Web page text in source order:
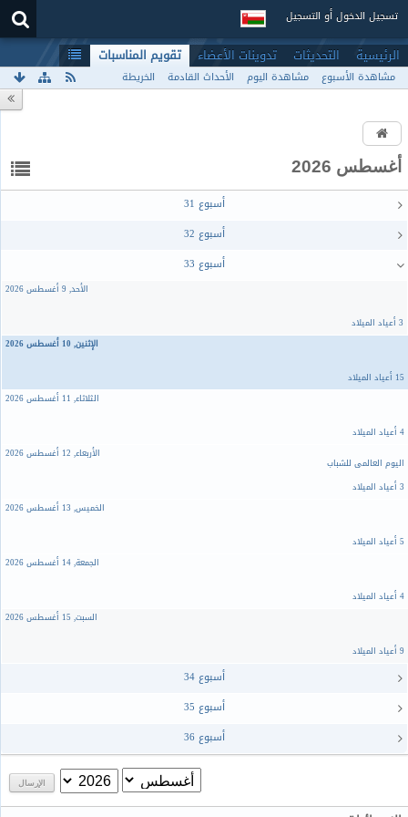
تسجيل الدخول أو التسجيل
الرئيسية التحديثات تدوينات الأعضاء تقويم المناسبات
مشاهدة الأسبوع مشاهدة اليوم الأحداث القادمة الخريطة
أغسطس 2026
ﺃﺳﺒﻮﻉ 31
ﺃﺳﺒﻮﻉ 32
ﺃﺳﺒﻮﻉ 33
الأحد, 9 أغسطس 2026
3 أعياد الميلاد
الإثنين, 10 أغسطس 2026
15 أعياد الميلاد
الثلاثاء, 11 أغسطس 2026
4 أعياد الميلاد
الأربعاء, 12 أغسطس 2026
اليوم العالمي للشباب
3 أعياد الميلاد
الخميس, 13 أغسطس 2026
5 أعياد الميلاد
الجمعة, 14 أغسطس 2026
4 أعياد الميلاد
السبت, 15 أغسطس 2026
9 أعياد الميلاد
ﺃﺳﺒﻮﻉ 34
ﺃﺳﺒﻮﻉ 35
ﺃﺳﺒﻮﻉ 36
الإرسال